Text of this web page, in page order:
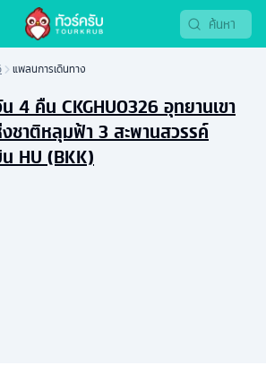
แพลนการเดินทาง
4 คืน CKGHU0326 อุทยานเขา
ชาติหลุมฟ้า 3 สะพานสวรรค์
HU (BKK)